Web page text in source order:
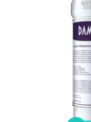
Remueve virus
de
químicos y